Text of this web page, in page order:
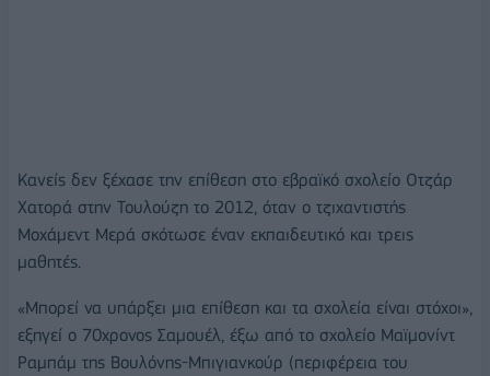
Κανείς δεν ξέχασε την επίθεση στο εβραϊκό σχολείο Οτζάρ
Χατορά στην Τουλούζη το 2012, όταν ο τζιχαντιστής
Μοχάμεντ Μερά σκότωσε έναν εκπαιδευτικό και τρεις
μαθητές.
«Μπορεί να υπάρξει μια επίθεση και τα σχολεία είναι στόχοι»,
εξηγεί ο 70χρονος Σαμουέλ, έξω από το σχολείο Μαϊμονίντ
Ραμπάμ της Βουλόνης-Μπιγιανκούρ (περιφέρεια του